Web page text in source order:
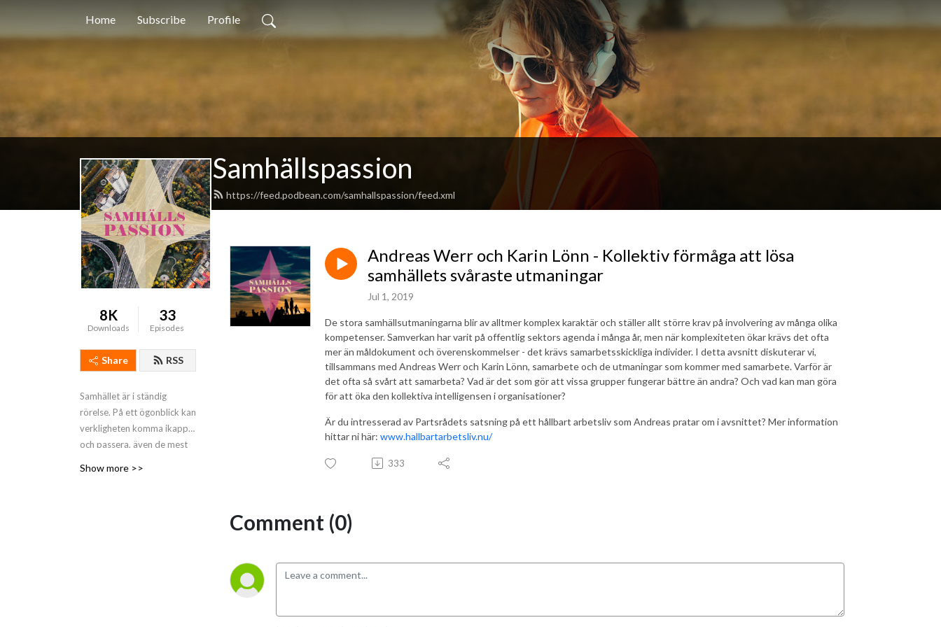
Home Subscribe Profile
Samhällspassion
https://feed.podbean.com/samhallspassion/feed.xml
8K
Downloads
33
Episodes
Share RSS
Samhället är i ständig
rörelse. På ett ögonblick kan
verkligheten komma ikapp,
och passera, även de mest
Show more >>
Andreas Werr och Karin Lönn - Kollektiv förmåga att lösa
samhällets svåraste utmaningar
Jul 1, 2019
De stora samhällsutmaningarna blir av alltmer komplex karaktär och ställer allt större krav på involvering av många olika
kompetenser. Samverkan har varit på offentlig sektors agenda i många år, men när komplexiteten ökar krävs det ofta
mer än måldokument och överenskommelser - det krävs samarbetsskickliga individer. I detta avsnitt diskuterar vi,
tillsammans med Andreas Werr och Karin Lönn, samarbete och de utmaningar som kommer med samarbete. Varför är
det ofta så svårt att samarbeta? Vad är det som gör att vissa grupper fungerar bättre än andra? Och vad kan man göra
för att öka den kollektiva intelligensen i organisationer?
Är du intresserad av Partsrådets satsning på ett hållbart arbetsliv som Andreas pratar om i avsnittet? Mer information
hittar ni här: www.hallbartarbetsliv.nu/
333
Comment (0)